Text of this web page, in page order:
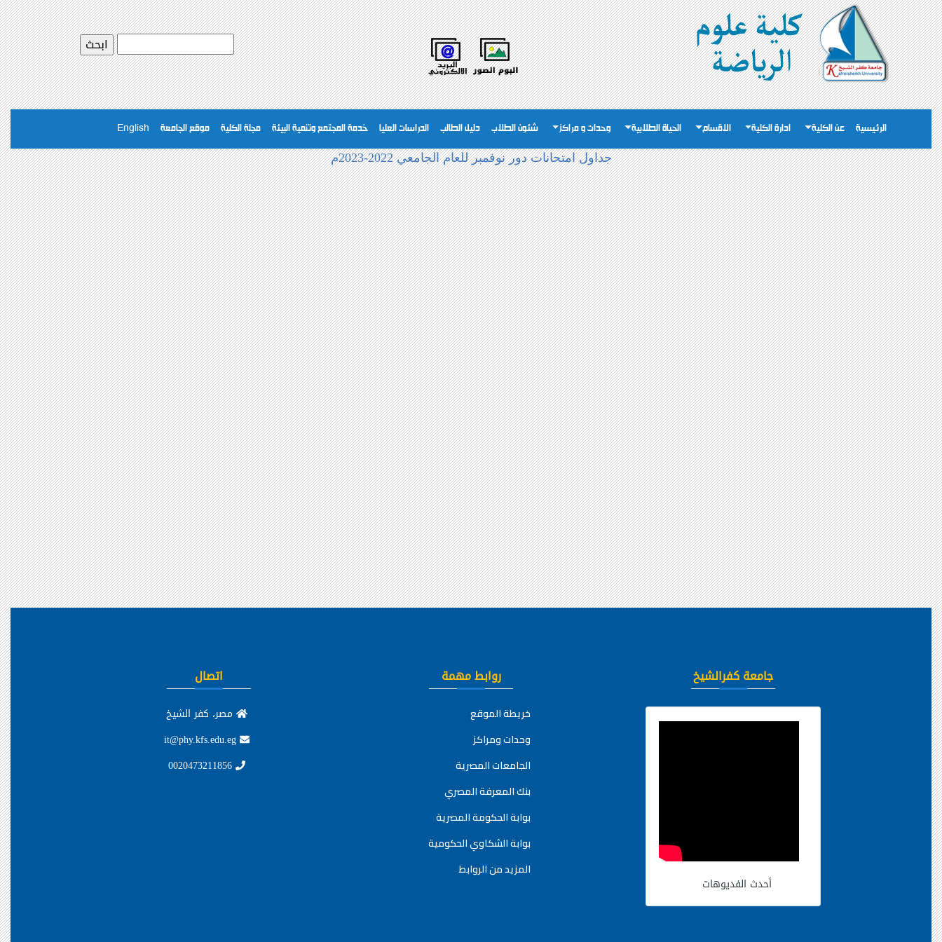
الرئيسية عن الكلية ادارة الكلية الاقسام الحياة الطلابية وحدات و مراكز شئون الطلاب دليل الطالب الدراسات العليا خدمة المجتمع وتنمية البيئة مجلة الكلية موقع الجامعة English
جداول امتحانات دور نوفمبر للعام الجامعي 2022-2023م
جامعة كفرالشيخ
أحدث الفديوهات
روابط مهمة
خريطة الموقع
وحدات ومراكز
الجامعات المصرية
بنك المعرفة المصري
بوابة الحكومة المصرية
بوابة الشكاوي الحكومية
المزيد من الروابط
اتصال
مصر، كفر الشيخ